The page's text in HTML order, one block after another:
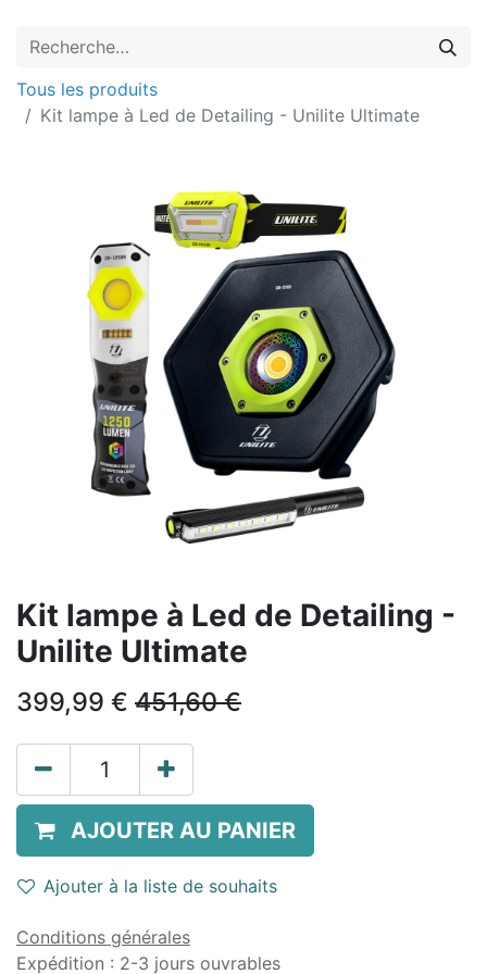
Tous les produits
Kit lampe à Led de Detailing - Unilite Ultimate
Kit lampe à Led de Detailing -
Unilite Ultimate
399,99 € 451,60€
AJOUTER AU PANIER
Ajouter à la liste de souhaits
Conditions générales
Expédition : 2-3 jours ouvrables